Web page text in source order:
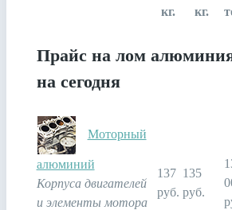
кг.
кг.
Прайс на лом
на сегодня
Моторный
алюминий
Корпуса двигателей
и элементы мотора
137
руб.
135
руб.